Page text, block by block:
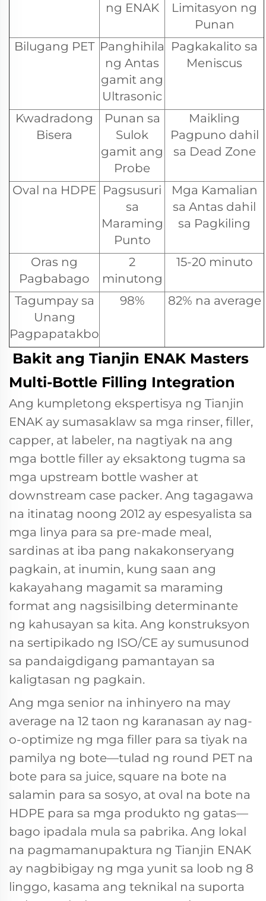
ng ENAK
Limitasyon ng
Punan
Bilugang PET Panghihila
ng Antas
gamit ang
Ultrasonic
Pagkakalito sa
Meniscus
Kwadradong
Bisera
Punan sa
Sulok
gamit ang
Probe
Maikling
Pagpuno dahil
sa Dead Zone
Oval na HDPE Pagsusuri
sa
Maraming
Punto
Mga Kamalian
sa Antas dahil
sa Pagkiling
Oras ng
Pagbabago
2
minutong
15-20 minuto
Tagumpay sa
Unang
Pagpapatakbo
98% 82% na average
Bakit ang Tianjin ENAK Masters
Multi-Bottle Filling Integration
Ang kumpletong ekspertisya ng Tianjin
ENAK ay sumasaklaw sa mga rinser, filler,
capper, at labeler, na nagtiyak na ang
mga bottle filler ay eksaktong tugma sa
mga upstream bottle washer at
downstream case packer. Ang tagagawa
na itinatag noong 2012 ay espesyalista sa
mga linya para sa pre-made meal,
sardinas at iba pang nakakonseryang
pagkain, at inumin, kung saan ang
kakayahang magamit sa maraming
format ang nagsisilbing determinante
ng kahusayan sa kita. Ang konstruksyon
na sertipikado ng ISO/CE ay sumusunod
sa pandaigdigang pamantayan sa
kaligtasan ng pagkain.
Ang mga senior na inhinyero na may
average na 12 taon ng karanasan ay nag-
o-optimize ng mga filler para sa tiyak na
pamilya ng bote—tulad ng round PET na
bote para sa juice, square na bote na
salamin para sa sosyo, at oval na bote na
HDPE para sa mga produkto ng gatas—
bago ipadala mula sa pabrika. Ang lokal
na pagmamanupaktura ng Tianjin ENAK
ay nagbibigay ng mga yunit sa loob ng 8
linggo, kasama ang teknikal na suporta